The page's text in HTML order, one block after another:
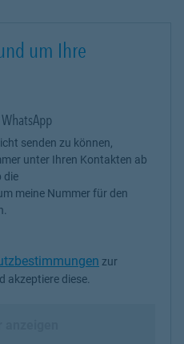
um Ihre
senden zu können,
unter Ihren Kontakten ab
die
meine Nummer für den
zur Kenntnis
zur
akzeptiere diese.